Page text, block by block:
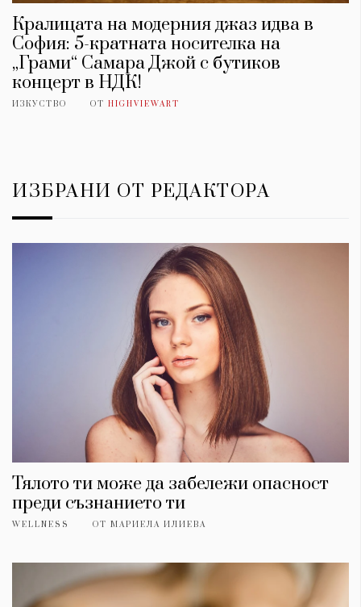
Кралицата на модерния джаз идва в
София: 5-кратната носителка на
„Грами“ Самара Джой с бутиков
концерт в НДК!
ИЗКУСТВО ОТ HIGHVIEWART
ИЗБРАНИ ОТ РЕДАКТОРА
Тялото ти може да забележи опасност
преди съзнанието ти
WELLNESS ОТ МАРИЕЛА ИЛИЕВА
КАТЕГОРИИ
Wine&Dine
Изкуство
ЗА НАС
Условия за
Реклама
Политика за